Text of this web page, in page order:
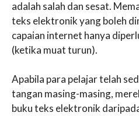
adalah salah dan sesat.
teks elektronik yang boleh
capaian internet hanya
(ketika muat turun).
Apabila para pelajar telah
tangan masing-masing,
buku teks elektronik